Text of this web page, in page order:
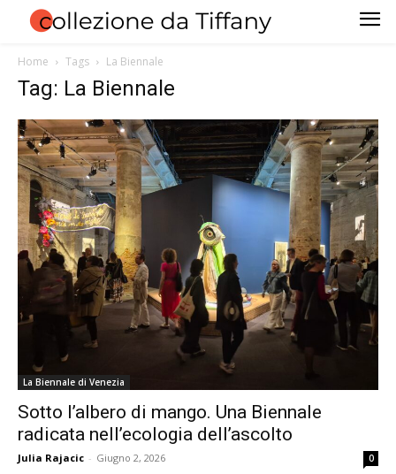
Home Tags La Biennale
Tag: La Biennale
La Biennale di Venezia
Sotto l’albero di mango. Una Biennale
radicata nell’ecologia dell’ascolto
Julia Rajacic - Giugno 2, 2026 0